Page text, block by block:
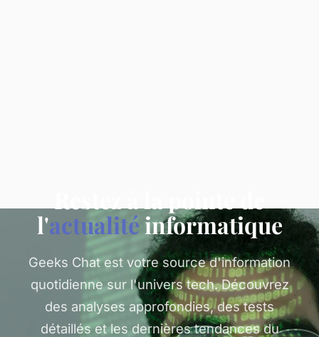
l'actualité informatique
Geeks Chat est votre source d'information
quotidienne sur l'univers tech. Découvrez
des analyses approfondies, des tests
détaillés et les dernières tendances du